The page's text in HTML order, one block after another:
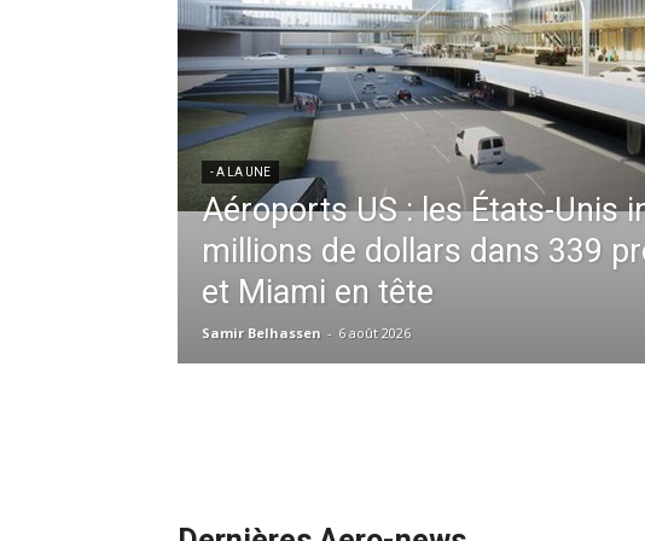
- A LA UNE
Météo aéronautique 2026 :
l’anticipation absolue,
redéfinit les opérations en
Samir Belhassen - 24 juillet 2026